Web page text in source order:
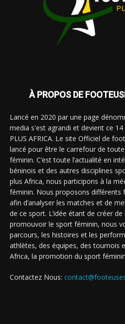
À PROPOS DE
Lancé en 2020 par une page
media s'est agrandi et devient ce 14
PLUS AFRICA. Le site Officiel de
lancé pour être le carrefour de
féminin. C’est toute l’actualité en
béninois et des autres disciplines
plus Africa, nous participons à la
féminin. Nous proposons différents
afin d’analyser les matches et de
de ce sport. L’idée étant de créer
promouvoir le sport féminin, nous
parcours, les histoires et les
athlètes, des équipes, des tournois
Africa, la promotion du sport
Contactez Nous: